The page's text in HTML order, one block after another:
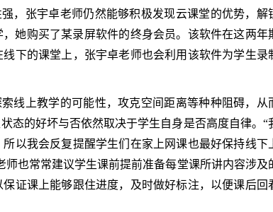
，张宇卓老师仍然能够积极发现云课堂的优势，解
她购买了某录屏软件的终身会员。该软件在这两年
下的课堂上，张宇卓老师也会利用该软件为学生录
线上教学的可能性，攻克空间距离等种种阻碍，从
态的好坏与否依然取决于学生自身是否高度自律。“
以我会反复提醒学生们在家上网课也最好保持线下
也常常建议学生课前提前准备每堂课所讲内容涉及
证课上能够跟住进度，及时做好标注，以便课后回